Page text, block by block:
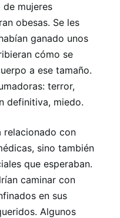
mujeres
obesas. Se les
ganado unos
cómo se
a ese tamaño.
terror,
definitiva, miedo.
relacionado con
sino también
que esperaban.
caminar con
en sus
Algunos